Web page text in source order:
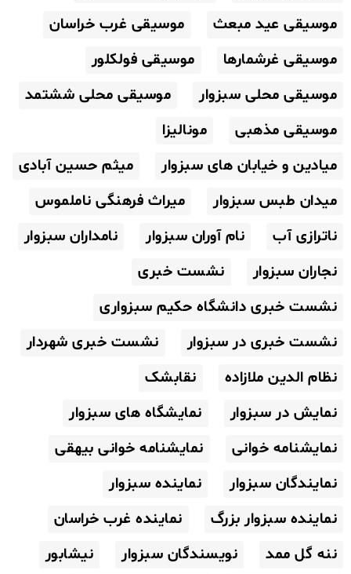
موسیقی عید مبعث
موسیقی غرب خراسان
موسیقی غرشمارها
موسیقی فولکلور
موسیقی محلی سبزوار
موسیقی محلی ششتمد
موسیقی مذهبی
مونالیزا
میادین و خیابان های سبزوار
میثم حسین آبادی
میدان طبس سبزوار
میراث فرهنگی ناملموس
ناترازی آب
نام آوران سبزوار
نامداران سبزوار
نجاران سبزوار
نشست خبری
نشست خبری دانشگاه حکیم سبزواری
نشست خبری در سبزوار
نشست خبری شهردار
نظام الدین ملازاده
نقابشک
نمایش در سبزوار
نمایشگاه های سبزوار
نمایشنامه خوانی
نمایشنامه خوانی بیهقی
نمایندگان سبزوار
نماینده سبزوار
نماینده سبزوار بزرگ
نماینده غرب خراسان
ننه گل ممد
نویسندگان سبزوار
نیشابور